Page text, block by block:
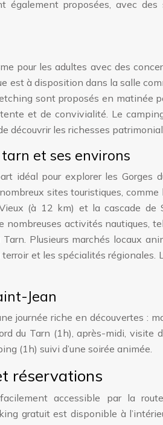
également proposées, avec
pour les adultes avec des
est à disposition dans la salle
sont proposés en matinée
et de convivialité. Le
découvrir les richesses
et ses environs
idéal pour explorer les Gorges
sites touristiques,
(à 12 km) et la cascade de
activités nautiques,
Plusieurs marchés locaux
et les spécialités régionales.
Jean
journée riche en découvertes :
du Tarn (1h), après-midi, visite
(1h) suivi d’une soirée animée.
réservations
accessible par la
gratuit est disponible à